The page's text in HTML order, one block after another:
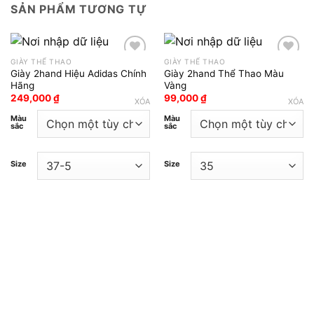
SẢN PHẨM TƯƠNG TỰ
Add to wishlist
GIÀY THỂ THAO
Giày 2hand Hiệu Adidas Chính
Hãng
249,000₫
Màu
sắc
Size
XÓA
GIÀY THỂ THAO
Giày 2hand Thể Thao Màu
Vàng
99,000₫
Màu
sắc
Size
XÓA